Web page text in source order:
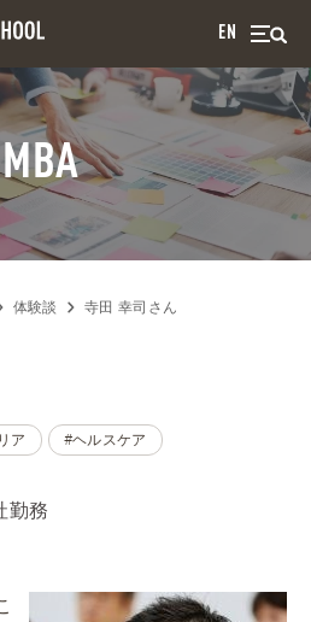
EN
MBA
体験談 寺田 幸司さん
ア #ヘルスケア
勤務